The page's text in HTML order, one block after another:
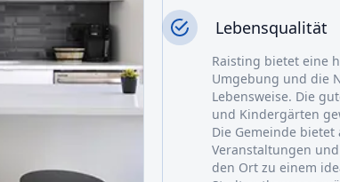
Lebensqualität
Raisting bietet eine
Umgebung und die
Lebensweise. Die
und Kindergärten
Die Gemeinde
Veranstaltungen
den Ort zu einem